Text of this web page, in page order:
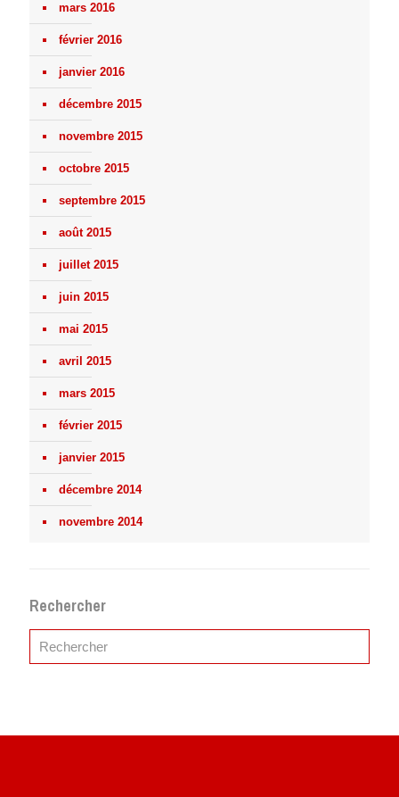
mars 2016
février 2016
janvier 2016
décembre 2015
novembre 2015
octobre 2015
septembre 2015
août 2015
juillet 2015
juin 2015
mai 2015
avril 2015
mars 2015
février 2015
janvier 2015
décembre 2014
novembre 2014
Rechercher